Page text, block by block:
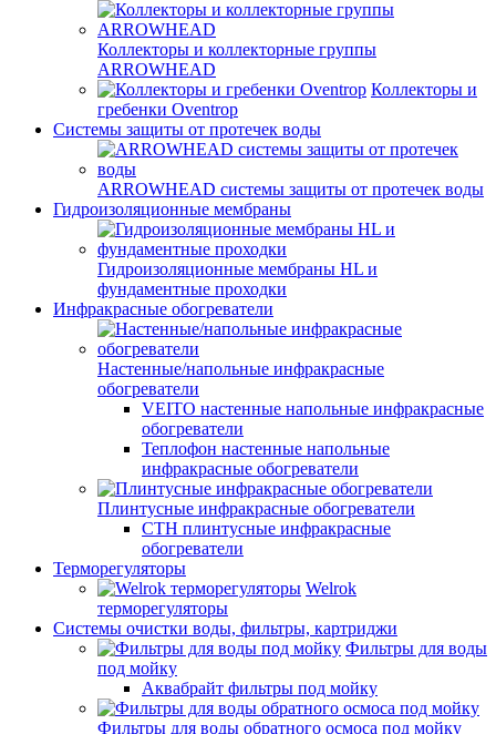
Коллекторы и коллекторные группы
ARROWHEAD
Коллекторы и
гребенки Oventrop
Системы защиты от протечек воды
ARROWHEAD системы защиты от протечек воды
Гидроизоляционные мембраны
Гидроизоляционные мембраны HL и
фундаментные проходки
Инфракрасные обогреватели
Настенные/напольные инфракрасные
обогреватели
VEITO настенные напольные инфракрасные
обогреватели
Теплофон настенные напольные
инфракрасные обогреватели
Плинтусные инфракрасные обогреватели
СТН плинтусные инфракрасные
обогреватели
Терморегуляторы
Welrok
терморегуляторы
Системы очистки воды, фильтры, картриджи
Фильтры для воды
под мойку
Аквабрайт фильтры под мойку
Фильтры для воды обратного осмоса под мойку